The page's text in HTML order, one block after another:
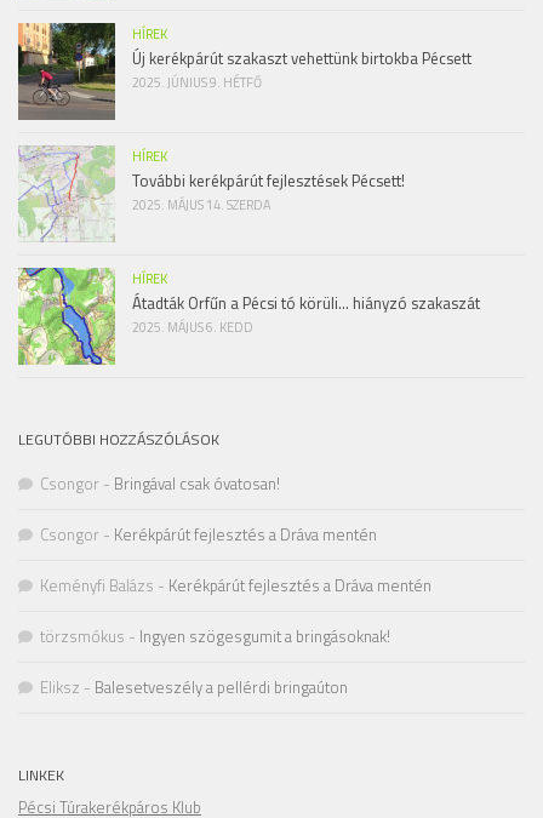
HÍREK
Új kerékpárút szakaszt vehettünk birtokba Pécsett
2025. JÚNIUS 9. HÉTFŐ
HÍREK
További kerékpárút fejlesztések Pécsett!
2025. MÁJUS 14. SZERDA
HÍREK
Átadták Orfűn a Pécsi tó körüli… hiányzó szakaszát
2025. MÁJUS 6. KEDD
LEGUTÓBBI HOZZÁSZÓLÁSOK
Csongor - Bringával csak óvatosan!
Csongor - Kerékpárút fejlesztés a Dráva mentén
Keményfi Balázs - Kerékpárút fejlesztés a Dráva mentén
törzsmókus - Ingyen szögesgumit a bringásoknak!
Eliksz - Balesetveszély a pellérdi bringaúton
LINKEK
Pécsi Túrakerékpáros Klub